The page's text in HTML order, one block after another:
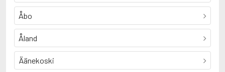
Åbo
Åland
Äänekoski